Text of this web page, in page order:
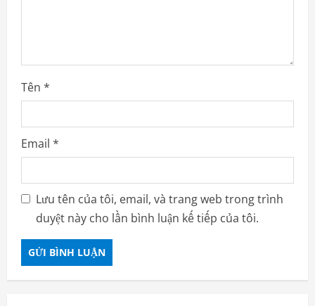
Tên *
Email *
Lưu tên của tôi, email, và trang web trong trình
duyệt này cho lần bình luận kế tiếp của tôi.